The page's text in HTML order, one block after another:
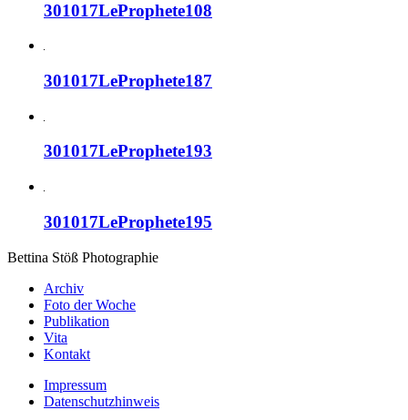
301017LeProphete108
301017LeProphete187
301017LeProphete193
301017LeProphete195
Bettina Stöß Photographie
Archiv
Foto der Woche
Publikation
Vita
Kontakt
Impressum
Datenschutzhinweis